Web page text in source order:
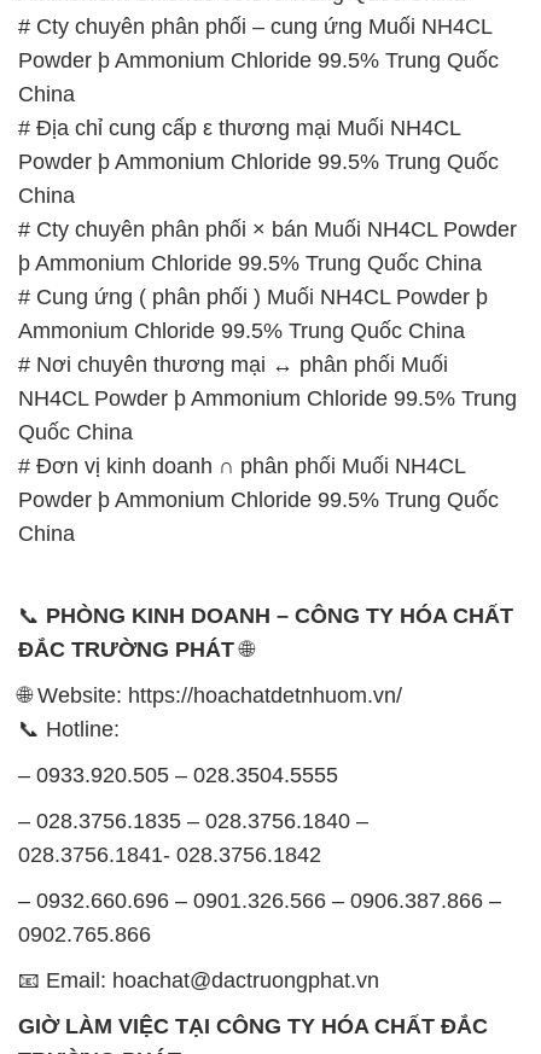
# Cty chuyên phân phối – cung ứng Muối NH4CL
Powder þ Ammonium Chloride 99.5% Trung Quốc
China
# Địa chỉ cung cấp ε thương mại Muối NH4CL
Powder þ Ammonium Chloride 99.5% Trung Quốc
China
# Cty chuyên phân phối × bán Muối NH4CL Powder
þ Ammonium Chloride 99.5% Trung Quốc China
# Cung ứng ( phân phối ) Muối NH4CL Powder þ
Ammonium Chloride 99.5% Trung Quốc China
# Nơi chuyên thương mại ↔ phân phối Muối
NH4CL Powder þ Ammonium Chloride 99.5% Trung
Quốc China
# Đơn vị kinh doanh ∩ phân phối Muối NH4CL
Powder þ Ammonium Chloride 99.5% Trung Quốc
China
📞 PHÒNG KINH DOANH – CÔNG TY HÓA CHẤT
ĐẮC TRƯỜNG PHÁT🌐
🌐 Website: https://hoachatdetnhuom.vn/
📞 Hotline:
– 0933.920.505 – 028.3504.5555
– 028.3756.1835 – 028.3756.1840 –
028.3756.1841- 028.3756.1842
– 0932.660.696 – 0901.326.566 – 0906.387.866 –
0902.765.866
📧 Email: hoachat@dactruongphat.vn
GIỜ LÀM VIỆC TẠI CÔNG TY HÓA CHẤT ĐẮC